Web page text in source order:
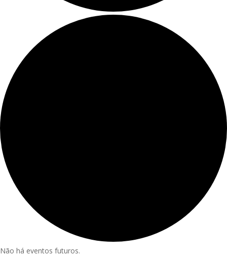
Não há eventos futuros.